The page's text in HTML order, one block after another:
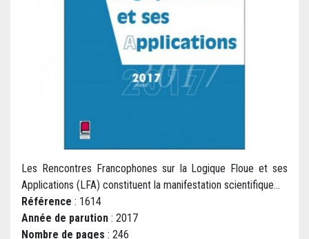
Les Rencontres Francophones sur la Logique Floue et ses
Applications (LFA) constituent la manifestation scientifique...
Référence : 1614
Année de parution : 2017
Nombre de pages : 246